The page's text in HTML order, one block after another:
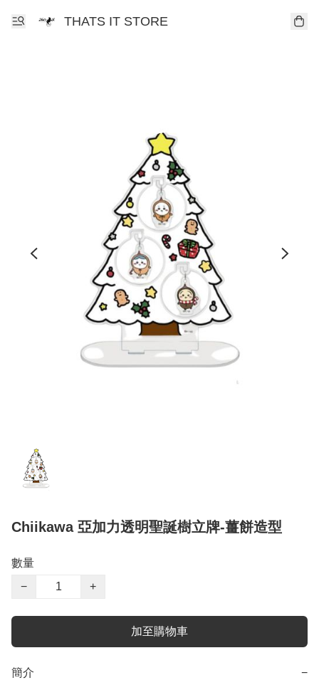
THATS IT STORE
Chiikawa 亞加力透明聖誕樹立牌-薑餅造型
數量
−
+
加至購物車
簡介 −